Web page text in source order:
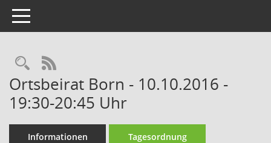
Toggle navigation
Rechercheauswahl
RSS-Feed
Ortsbeirat Born - 10.10.2016 -
19:30-20:45 Uhr
Informationen Tagesordnung